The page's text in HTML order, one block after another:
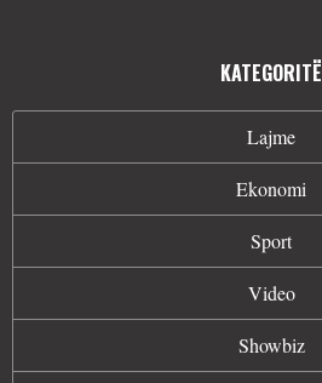
KATEGORITË
Lajme
Ekonomi
Sport
Video
Showbiz